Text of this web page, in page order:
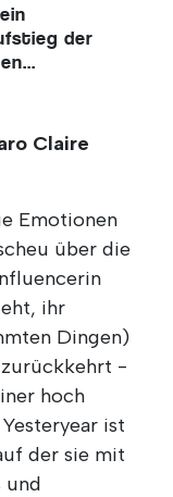
der
Claire
Emotionen
über die
ihr
Dingen)
zurückkehrt -
hoch
ist
der sie mit
und